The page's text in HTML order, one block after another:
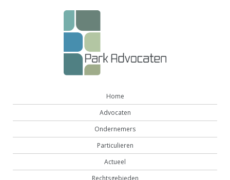
Home
Advocaten
Ondernemers
Particulieren
Actueel
Rechtsgebieden